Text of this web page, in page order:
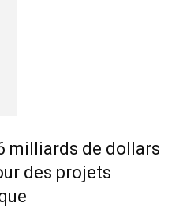
milliards de dollars
des projets